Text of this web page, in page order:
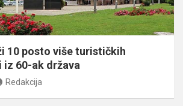
10 posto više turističkih
iz 60-ak država
Redakcija